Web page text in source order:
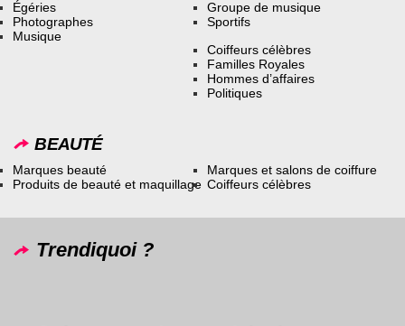
Égéries
Photographes
Musique
Groupe de musique
Sportifs
Coiffeurs célèbres
Familles Royales
Hommes d’affaires
Politiques
BEAUTÉ
Marques beauté
Produits de beauté et maquillage
Marques et salons de coiffure
Coiffeurs célèbres
Trendiquoi ?